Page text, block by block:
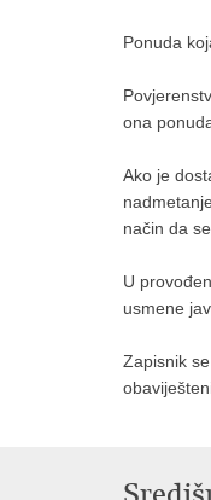
Ponuda
ona
Ako je
način da
U
usmene
Zapisnik